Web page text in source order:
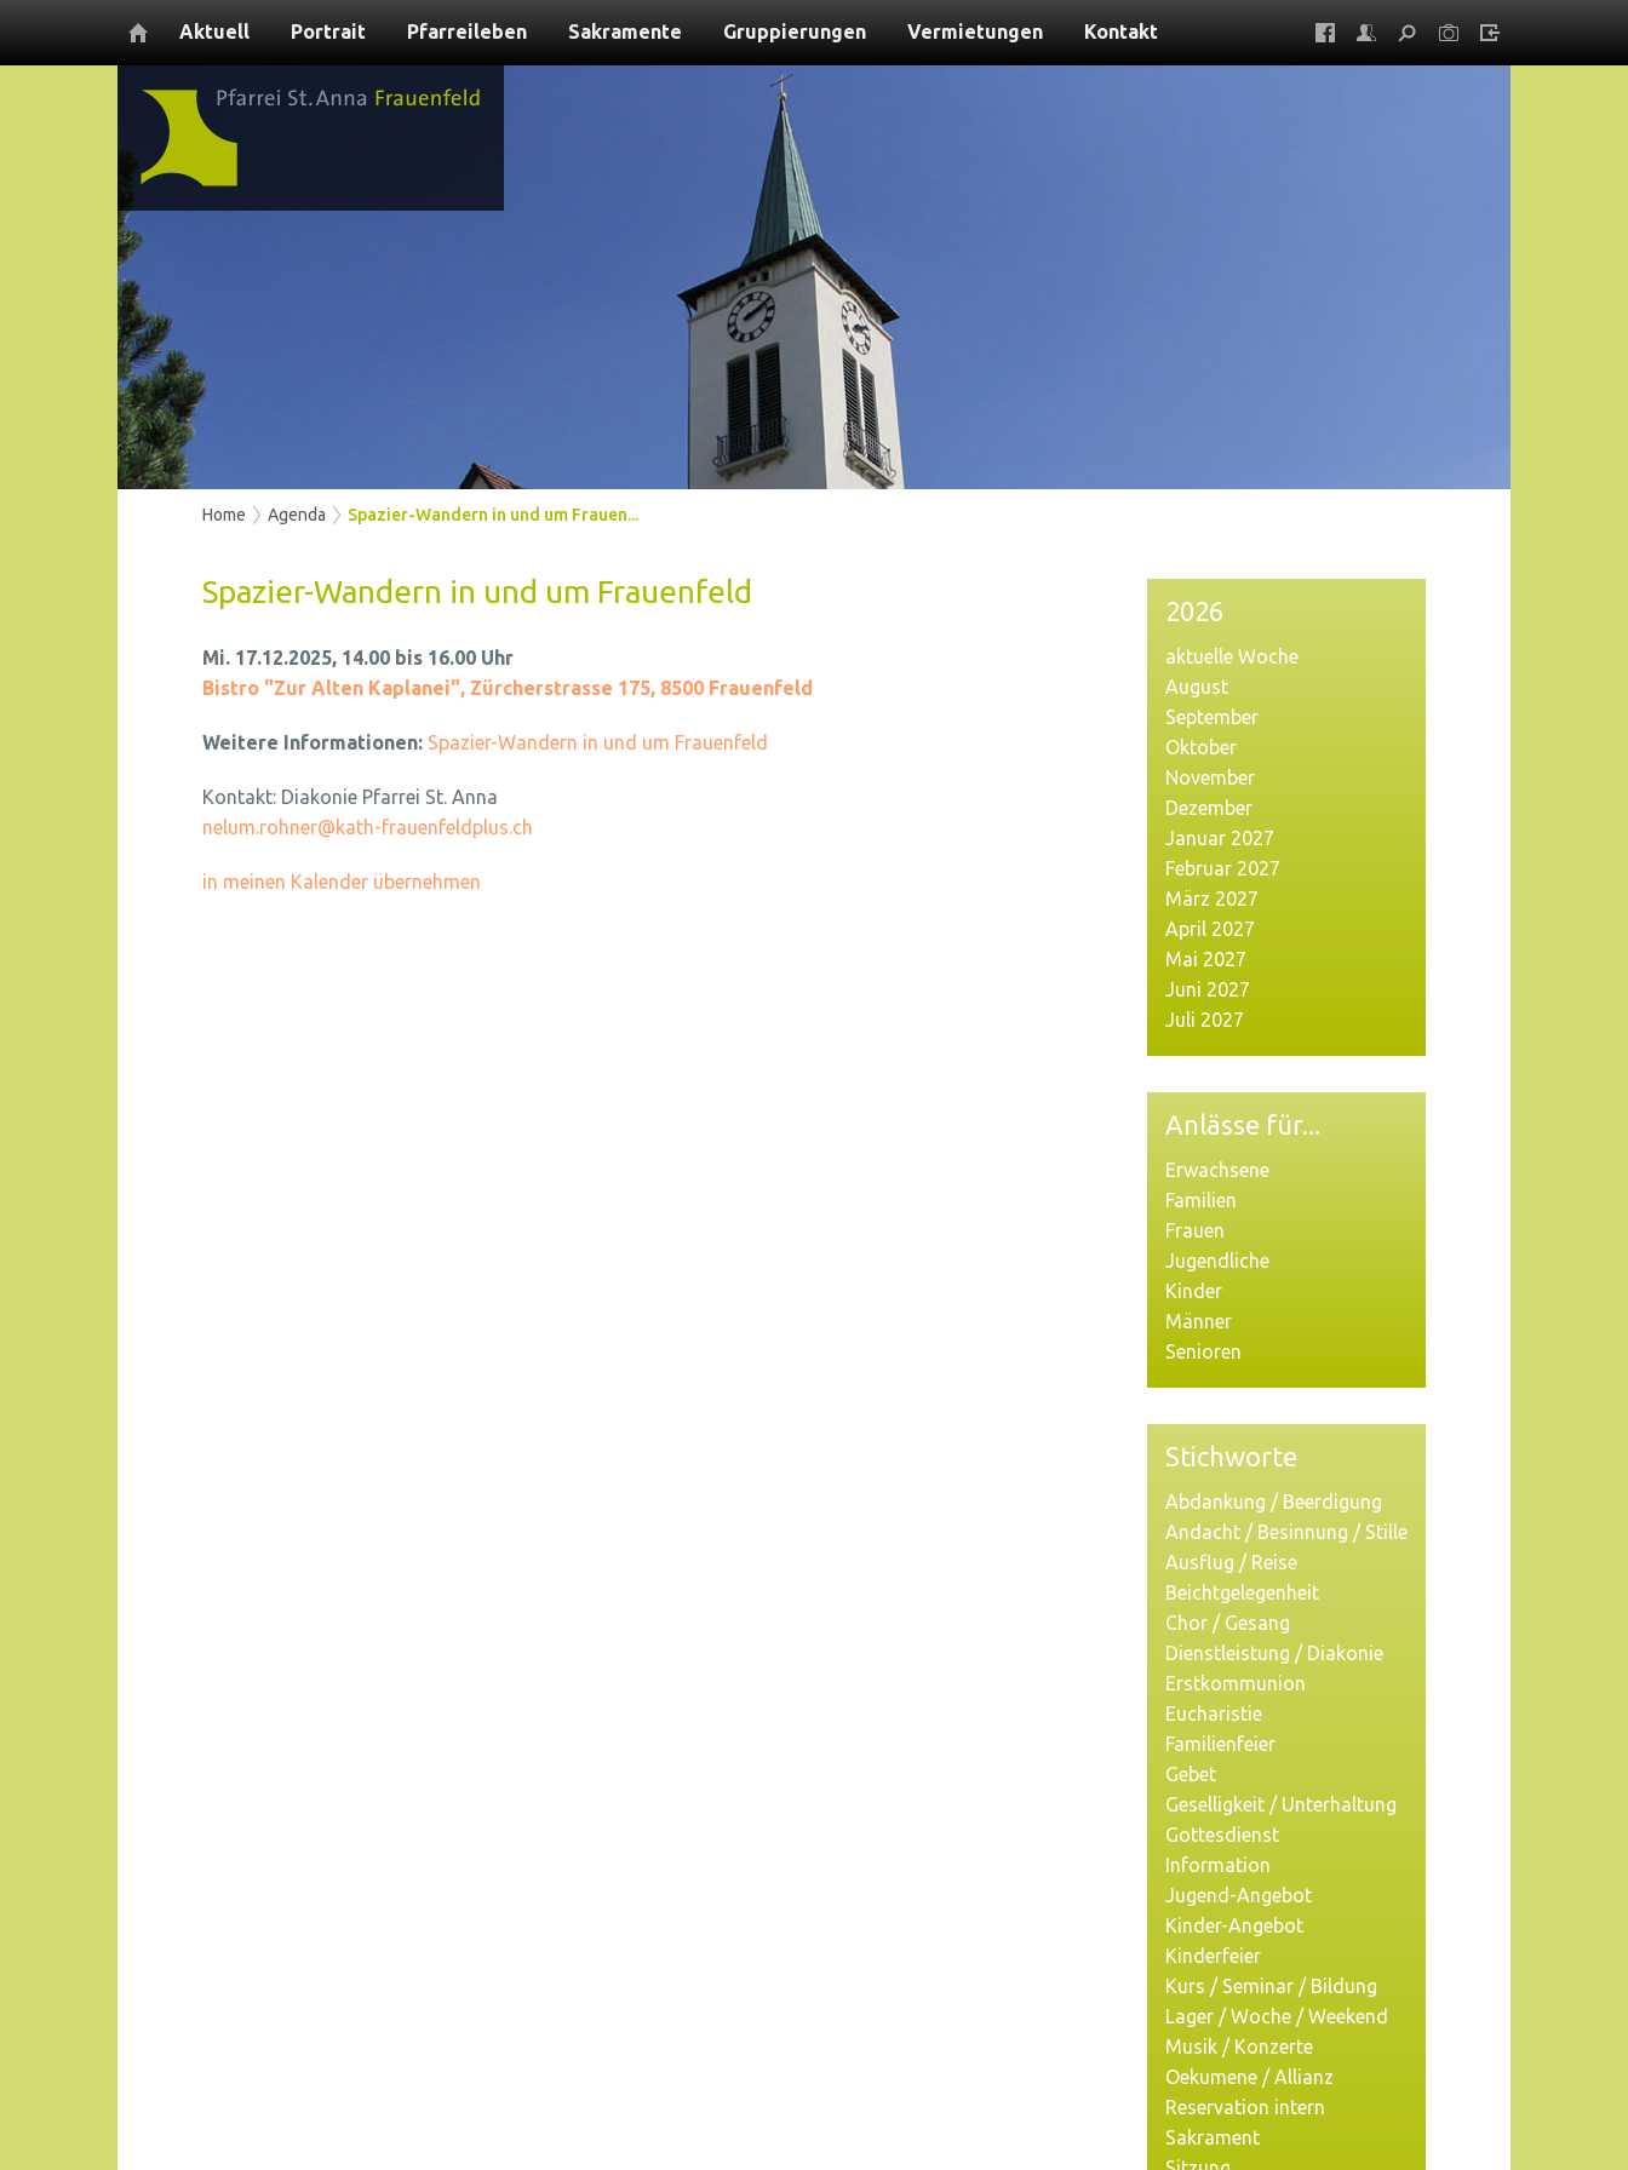
Aktuell Portrait Pfarreileben Sakramente Gruppierungen Vermietungen Kontakt
Home Agenda Spazier-Wandern in und um Frauen...
2026
aktuelle Woche
August
September
Oktober
November
Dezember
Januar 2027
Februar 2027
März 2027
April 2027
Mai 2027
Juni 2027
Juli 2027
Anlässe für...
Erwachsene
Familien
Frauen
Jugendliche
Kinder
Männer
Senioren
Stichworte
Abdankung / Beerdigung
Andacht / Besinnung / Stille
Ausflug / Reise
Beichtgelegenheit
Chor / Gesang
Dienstleistung / Diakonie
Erstkommunion
Eucharistie
Familienfeier
Gebet
Geselligkeit / Unterhaltung
Gottesdienst
Information
Jugend-Angebot
Kinder-Angebot
Kinderfeier
Kurs / Seminar / Bildung
Lager / Woche / Weekend
Musik / Konzerte
Oekumene / Allianz
Reservation intern
Sakrament
Spazier-Wandern in und um Frauenfeld
Mi. 17.12.2025, 14.00 bis 16.00 Uhr
Bistro "Zur Alten Kaplanei", Zürcherstrasse 175, 8500 Frauenfeld
Weitere Informationen: Spazier-Wandern in und um Frauenfeld
Kontakt: Diakonie Pfarrei St. Anna
nelum.rohner@kath-frauenfeldplus.ch
in meinen Kalender übernehmen